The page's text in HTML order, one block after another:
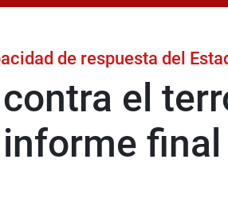
de respuesta del
el
final